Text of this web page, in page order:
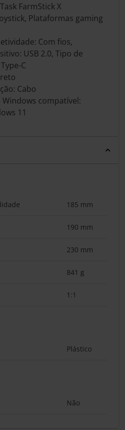
FarmStick X
Plataformas gaming
Com fios,
USB 2.0, Tipo de
C
Cabo
compatível:
11
185 mm
190 mm
230 mm
841 g
1:1
Plástico
Não